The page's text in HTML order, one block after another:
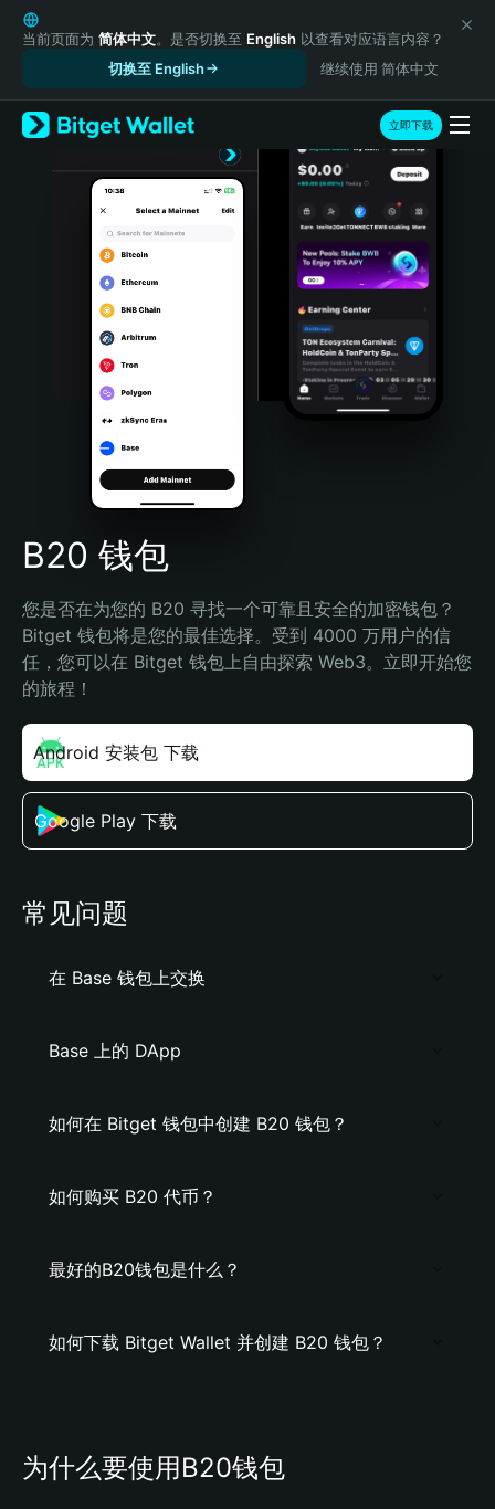
English
日本語
Русский
Español (Latinoamérica)
Türkçe
Português (Portugal)
Bahasa Indonesia
Português (Brasil)
Español (Argentina)
当前页面为 简体中文。是否切换至 English 以查看对应语言内容？
切换至 English
继续使用 简体中文
立即下载
B20 钱包
您是否在为您的 B20 寻找一个可靠且安全的加密钱包？
Bitget 钱包将是您的最佳选择。受到 4000 万用户的信
任，您可以在 Bitget 钱包上自由探索 Web3。立即开始您
的旅程！
Android 安装包 下载
Google Play 下载
常见问题
在 Base 钱包上交换
Base 上的 DApp
如何在 Bitget 钱包中创建 B20 钱包？
如何购买 B20 代币？
最好的B20钱包是什么？
如何下载 Bitget Wallet 并创建 B20 钱包？
为什么要使用B20钱包